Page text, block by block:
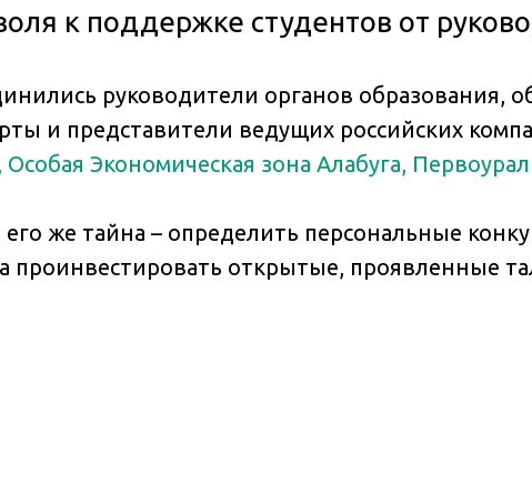
к поддержке студентов от
руководители органов образования,
и представители ведущих российских
Экономическая зона Алабуга,
же тайна – определить персональные
проинвестировать открытые, проявленные